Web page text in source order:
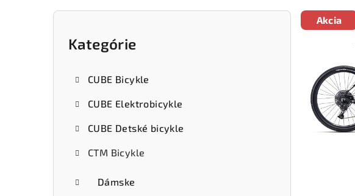
Preskočiť
Kategórie
CUBE Bicykle
CUBE Elektrobicykle
CUBE Detské bicykle
CTM Bicykle
Dámske
Akcia